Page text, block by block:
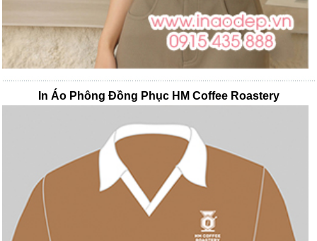
In Áo Phông Đồng Phục HM Coffee Roastery